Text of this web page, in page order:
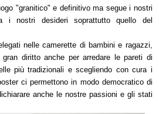
"granitico" e definitivo ma segue i nostri
i nostri desideri soprattutto quello del
nelle camerette di bambini e ragazzi,
diritto anche per arredare le pareti di
più tradizionali e scegliendo con cura i
ci permettono in modo democratico di
anche le nostre passioni e gli stati